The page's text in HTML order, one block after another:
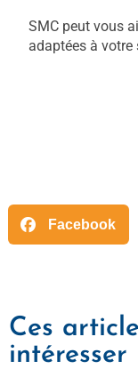
SMC peut vous
adaptées à
Facebook
Ces
intéresser